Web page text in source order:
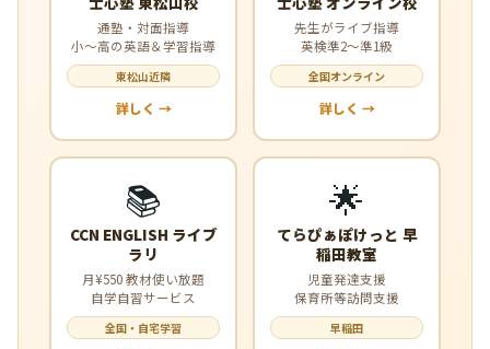
通塾・対面指導
小〜高の英語＆学習指導
東松山近隣
詳しく →
先生がライブ指導
英検準2〜準1級
全国オンライン
詳しく →
📚
CCN ENGLISH ライブ
ラリ
月¥550 教材使い放題
自学自習サービス
全国・自宅学習
🌟
てらぴぁぽけっと 早
稲田教室
児童発達支援
保育所等訪問支援
早稲田